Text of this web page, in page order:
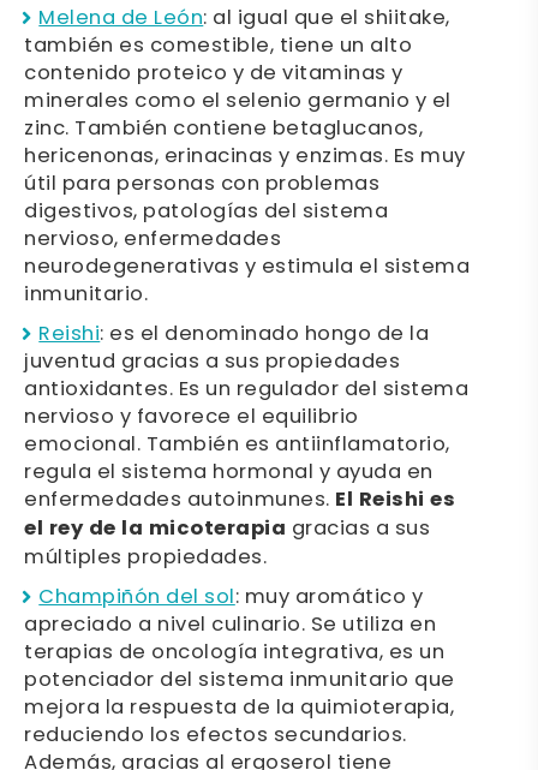
Melena de León: al igual que el shiitake,
también es comestible, tiene un alto
contenido proteico y de vitaminas y
minerales como el selenio germanio y el
zinc. También contiene betaglucanos,
hericenonas, erinacinas y enzimas. Es muy
útil para personas con problemas
digestivos, patologías del sistema
nervioso, enfermedades
neurodegenerativas y estimula el sistema
inmunitario.
Reishi: es el denominado hongo de la
juventud gracias a sus propiedades
antioxidantes. Es un regulador del sistema
nervioso y favorece el equilibrio
emocional. También es antiinflamatorio,
regula el sistema hormonal y ayuda en
enfermedades autoinmunes. El Reishi es
el rey de la micoterapia gracias a sus
múltiples propiedades.
Champiñón del sol: muy aromático y
apreciado a nivel culinario. Se utiliza en
terapias de oncología integrativa, es un
potenciador del sistema inmunitario que
mejora la respuesta de la quimioterapia,
reduciendo los efectos secundarios.
Además, gracias al ergoserol tiene